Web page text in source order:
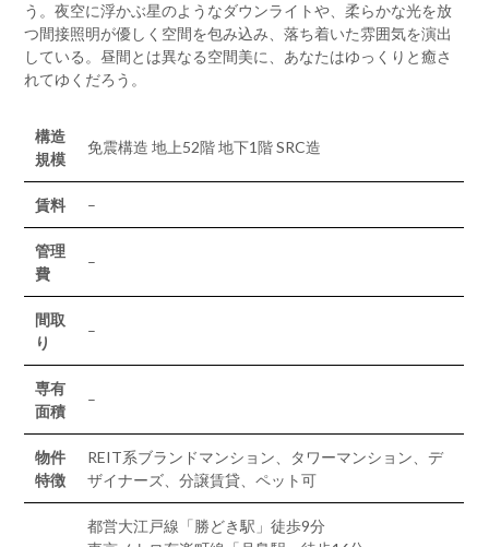
う。夜空に浮かぶ星のようなダウンライトや、柔らかな光を放
つ間接照明が優しく空間を包み込み、落ち着いた雰囲気を演出
している。昼間とは異なる空間美に、あなたはゆっくりと癒さ
れてゆくだろう。
構造
規模
免震構造 地上52階 地下1階 SRC造
賃料 –
管理
費
–
間取
り
–
専有
面積
–
物件
特徴
REIT系ブランドマンション、タワーマンション、デ
ザイナーズ、分譲賃貸、ペット可
都営大江戸線「勝どき駅」徒歩9分